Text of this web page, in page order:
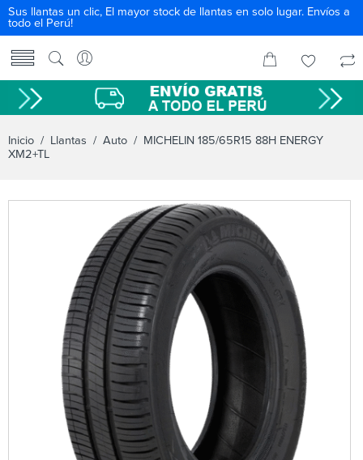
Sus llantas un clic, El mayor stock de llantas en solo lugar. Envíos a
todo el Perú!
Inicio / Llantas / Auto / MICHELIN 185/65R15 88H ENERGY
XM2+TL